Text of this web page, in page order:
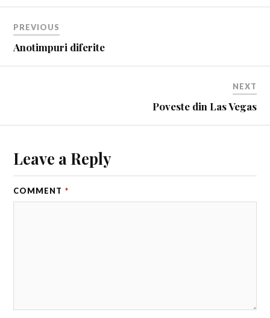
PREVIOUS
Anotimpuri diferite
NEXT
Poveste din Las Vegas
Leave a Reply
COMMENT *